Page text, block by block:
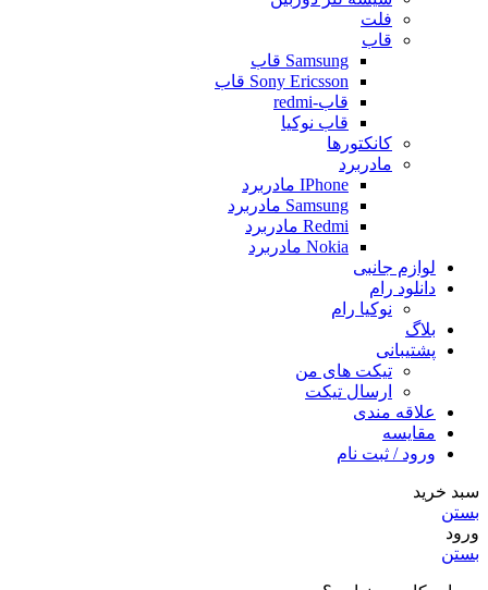
فلت
قاب
Samsung قاب
Sony Ericsson قاب
قاب-redmi
قاب نوکیا
کانکتورها
مادربرد
IPhone مادربرد
Samsung مادربرد
Redmi مادربرد
Nokia مادربرد
لوازم جانبی
دانلود رام
نوکیا رام
بلاگ
پشتیبانی
تیکت های من
ارسال تیکت
علاقه مندی
مقايسه
ورود / ثبت نام
سبد خرید
بستن
ورود
بستن